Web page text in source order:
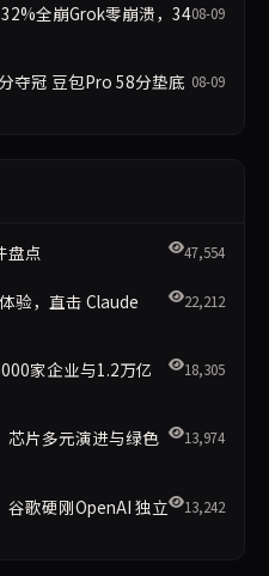
全崩Grok零崩溃，3408-09
夺冠 豆包Pro 58分垫底 08-09
盘点 47,554
验，直击 Claude
22,212
家企业与1.2万亿
18,305
芯片多元演进与绿色
13,974
歌硬刚OpenAI 独立
13,242